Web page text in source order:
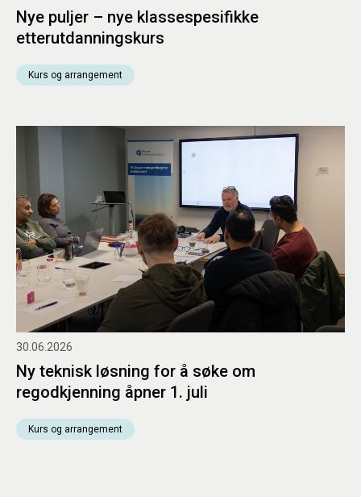
Nye puljer – nye klassespesifikke
etterutdanningskurs
Kurs og arrangement
30.06.2026
Ny teknisk løsning for å søke om
regodkjenning åpner 1. juli
Kurs og arrangement